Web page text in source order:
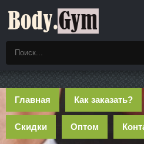
Главная Как заказать?
Скидки Оптом